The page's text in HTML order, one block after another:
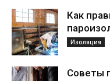
Как
Изоляция
Советы